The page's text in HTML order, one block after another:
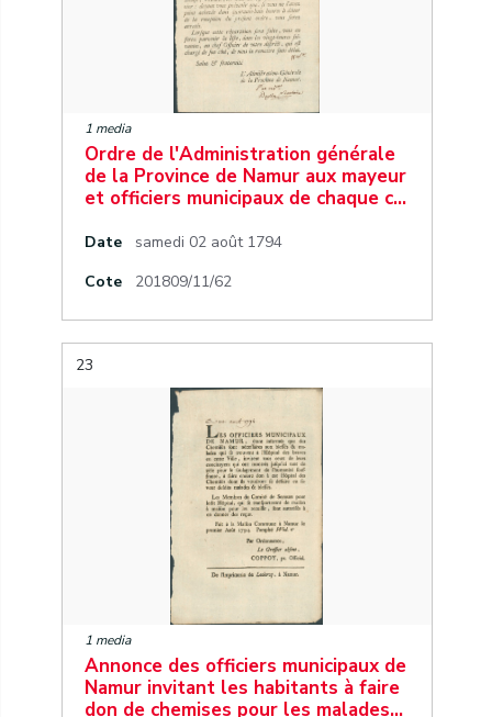
1 media
Ordre de l'Administration générale
de la Province de Namur aux mayeur
et officiers municipaux de chaque c…
Date
samedi 02 août 1794
Cote
201809/11/62
23
1 media
Annonce des officiers municipaux de
Namur invitant les habitants à faire
don de chemises pour les malades…